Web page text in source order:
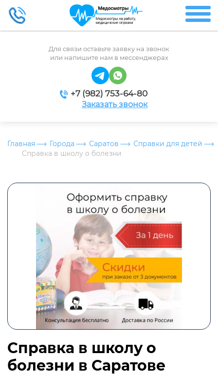
Для связи оставьте заявку на звонок
или напишите нам в мессенджерах
+7 (982) 753-64-80
Заказать звонок
Главная Города Саратов
Справки для детей
Справка в школу о болезни
Справка в школу о
болезни в Саратове